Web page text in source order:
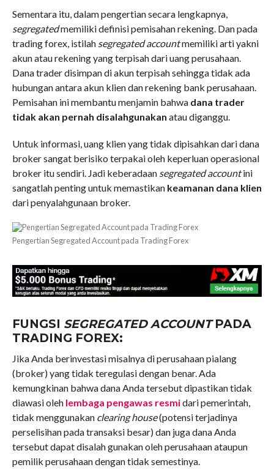
Sementara itu, dalam pengertian secara lengkapnya,
segregatedmemiliki definisi pemisahan rekening. Dan pada
trading forex, istilah segregated accountmemiliki arti yakni
akun atau rekening yang terpisah dari uang perusahaan.
Dana trader disimpan di akun terpisah sehingga tidak ada
hubungan antara akun klien dan rekening bank perusahaan.
Pemisahan ini membantu menjamin bahwa dana trader
tidak akan pernah disalahgunakan atau diganggu.
Untuk informasi, uang klien yang tidak dipisahkan dari dana
broker sangat berisiko terpakai oleh keperluan operasional
broker itu sendiri. Jadi keberadaan segregated accountini
sangatlah penting untuk memastikan keamanan dana klien
dari penyalahgunaan broker.
Pengertian Segregated Account pada Trading Forex
FUNGSI SEGREGATED ACCOUNTPADA
TRADING FOREX:
Jika Anda berinvestasi misalnya di perusahaan pialang
(broker) yang tidak teregulasi dengan benar. Ada
kemungkinan bahwa dana Anda tersebut dipastikan tidak
diawasi oleh lembaga pengawas resmidari pemerintah,
tidak menggunakan clearing house(potensi terjadinya
perselisihan pada transaksi besar) dan juga dana Anda
tersebut dapat disalah gunakan oleh perusahaan ataupun
pemilik perusahaan dengan tidak semestinya.